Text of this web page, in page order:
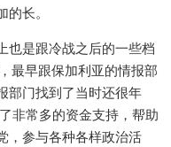
长。
也是跟冷战之后的一些档
最早跟保加利亚的情报部
部门找到了当时还很年
非常多的资金支持，帮助
，参与各种各样政治活